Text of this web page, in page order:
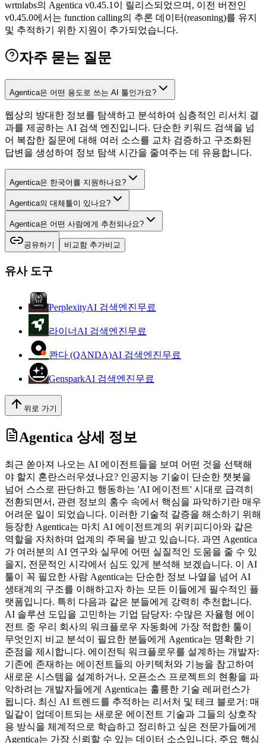
wrtnlabs의 Agentica v0.45.1이 릴리스되었으며, 이전 버전인
v0.45.0에서는 function calling의 추론 데이터(reasoning)를 유지
및 추적하기 위한 지원이 추가되었습니다.
자주 묻는 질문
Agentica은 어떤 용도로 쓰는 AI 툴인가요?
웹상의 방대한 정보를 탐색하고 분석하여 심층적인 리서치 결
과를 제공하는 AI 검색 엔진입니다. 단순한 키워드 검색을 넘
어 복잡한 질문에 대해 여러 소스를 교차 검증하고 구조화된
답변을 생성하여 정보 탐색 시간을 줄여주는 데 유용합니다.
Agentica은 한국어를 지원하나요?
Agentica의 대체툴이 있나요?
Agentica은 어떤 사람에게 추천되나요?
공유하기 비교함 추가비교
유사 도구
PerplexityAI 검색엔진무료
라이너 AI 검색엔진무료
콴다 (QANDA)AI 검색엔진무료
GensparkAI 검색엔진무료
위로 가기
Agentica 상세 정보
최근 쏟아져 나오는 AI 에이전트들을 보며 어떤 것을 선택해
야 할지 혼란스러우셨나요? 인공지능 기술이 단순한 챗봇을
넘어 스스로 판단하고 행동하는 'AI 에이전트' 시대로 급격히
전환되면서, 관련 정보의 홍수 속에서 핵심을 파악하기란 매우
어려운 일이 되었습니다. 이러한 기술적 갈증을 해소하기 위해
등장한 Agentica는 마치 AI 에이전트계의 위키피디아와 같은
역할을 자처하며 업계의 주목을 받고 있습니다. 과연 Agentica
가 여러분의 AI 연구와 실무에 어떤 실질적인 도움을 줄 수 있
을지, 전문적인 시각에서 심도 있게 분석해 보겠습니다. 이 AI
툴이 꼭 필요한 사람 Agentica는 단순한 정보 나열을 넘어 AI
생태계의 구조를 이해하고자 하는 모든 이들에게 필수적인 플
랫폼입니다. 특히 다음과 같은 분들에게 강력히 추천합니다.
AI 솔루션 도입을 고민하는 기업 담당자: 수많은 자율형 에이
전트 중 우리 회사의 워크플로우 자동화에 가장 적합한 툴이
무엇인지 비교 분석이 필요한 분들에게 Agentica는 명확한 기
준점을 제시합니다. 에이전틱 워크플로우를 설계하는 개발자:
기존에 존재하는 에이전트들의 아키텍처와 기능을 참고하여
새로운 시스템을 설계하거나, 오픈소스 프로젝트의 현황을 파
악하려는 개발자들에게 Agentica는 훌륭한 기술 레퍼런스가
됩니다. 최신 AI 트렌드를 추적하는 리서처 및 테크 블로거: 매
일같이 업데이트되는 새로운 에이전트 기술과 그들의 상호작
용 방식을 체계적으로 학습하고 정리하고 싶은 전문가들에게
Agentica는 가장 신뢰할 수 있는 데이터 소스입니다. 주요 핵심